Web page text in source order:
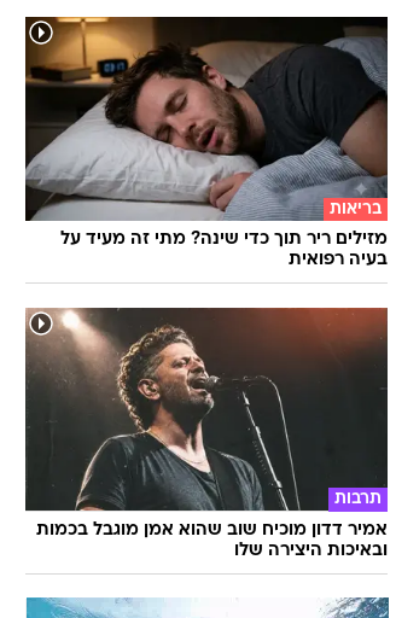
בריאות
מזילים ריר תוך כדי שינה? מתי זה מעיד על
בעיה רפואית
תרבות
אמיר דדון מוכיח שוב שהוא אמן מוגבל בכמות
ובאיכות היצירה שלו